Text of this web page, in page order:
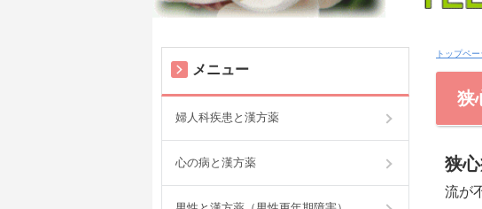
トップペー
狭
狭
流が
メニュー
婦人科疾患と漢方薬
心の病と漢方薬